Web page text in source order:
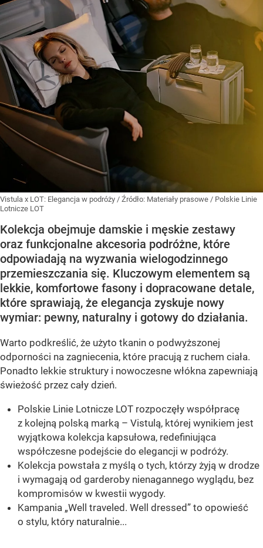
Vistula x LOT: Elegancja w podróży / Źródło: Materiały prasowe / Polskie Linie
Lotnicze LOT
Kolekcja obejmuje damskie i męskie zestawy
oraz funkcjonalne akcesoria podróżne, które
odpowiadają na wyzwania wielogodzinnego
przemieszczania się. Kluczowym elementem są
lekkie, komfortowe fasony i dopracowane detale,
które sprawiają, że elegancja zyskuje nowy
wymiar: pewny, naturalny i gotowy do działania.
Warto podkreślić, że użyto tkanin o podwyższonej
odporności na zagniecenia, które pracują z ruchem ciała.
Ponadto lekkie struktury i nowoczesne włókna zapewniają
świeżość przez cały dzień.
Polskie Linie Lotnicze LOT rozpoczęły współpracę
z kolejną polską marką – Vistulą, której wynikiem jest
wyjątkowa kolekcja kapsułowa, redefiniująca
współczesne podejście do elegancji w podróży.
Kolekcja powstała z myślą o tych, którzy żyją w drodze
i wymagają od garderoby nienagannego wyglądu, bez
kompromisów w kwestii wygody.
Kampania „Well traveled. Well dressed” to opowieść
o stylu, który naturalnie...